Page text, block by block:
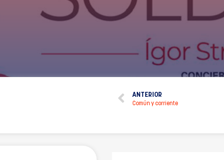
ANTERIOR
Común y corriente